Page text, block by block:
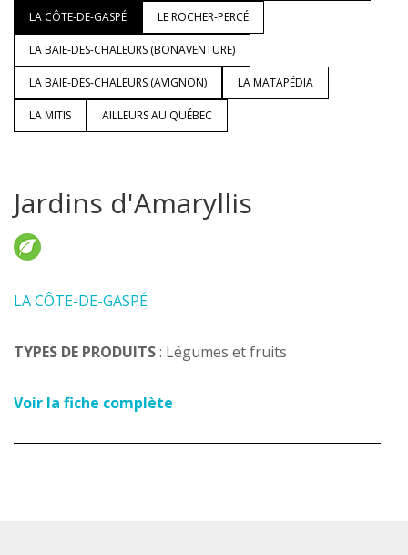
LA CÔTE-DE-GASPÉ LE ROCHER-PERCÉ
LA BAIE-DES-CHALEURS (BONAVENTURE)
LA BAIE-DES-CHALEURS (AVIGNON) LA MATAPÉDIA
LA MITIS AILLEURS AU QUÉBEC
Jardins d'Amaryllis
LA CÔTE-DE-GASPÉ
TYPES DE PRODUITS: Légumes et fruits
Voir la fiche complète